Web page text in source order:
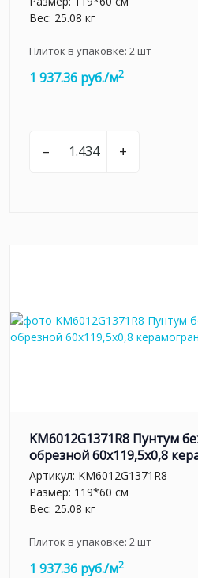
Вес: 25.08 кг
Плиток в упаковке: 2шт
1 937.36 руб./м2
– +
KM6012G1371R8 Пунтум
обрезной 60x119,5x0,8
Артикул: KM6012G1371R8
Размер: 119*60 см
Вес: 25.08 кг
Плиток в упаковке: 2шт
1 937.36 руб./м2